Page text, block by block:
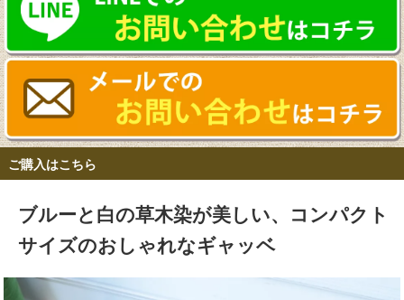
ご購入はこちら
ブルーと白の草木染が美しい、コンパクト
サイズのおしゃれなギャッベ